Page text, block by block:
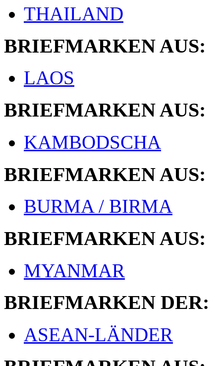
THAILAND
BRIEFMARKEN AUS:
LAOS
BRIEFMARKEN AUS:
KAMBODSCHA
BRIEFMARKEN AUS:
BURMA / BIRMA
BRIEFMARKEN AUS:
MYANMAR
BRIEFMARKEN DER:
ASEAN-LÄNDER